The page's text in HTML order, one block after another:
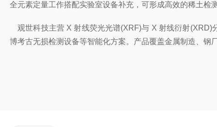
全元素定量工作搭配实验室设备补充，可形成高效的稀土检
观世科技主营 X 射线荧光光谱(XRF)与 X 射线衍射(XRD)
博考古无损检测设备等智能化方案。产品覆盖金属制造、